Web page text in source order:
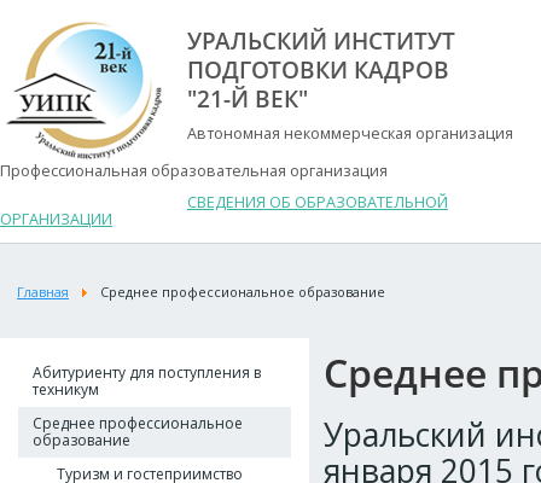
УРАЛЬСКИЙ ИНСТИТУТ
ПОДГОТОВКИ КАДРОВ
"21-Й ВЕК"
Автономная некоммерческая организация
Профессиональная образовательная организация
СВЕДЕНИЯ ОБ ОБРАЗОВАТЕЛЬНОЙ
ОРГАНИЗАЦИИ
Главная Среднее профессиональное образование
Абитуриенту для поступления в
техникум
Среднее профессиональное
образование
Туризм и гостеприимство
Среднее
Уральский
января 2015